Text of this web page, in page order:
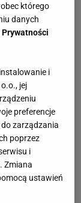
którego
danych
i
jej
preferencje
zarządzania
poprzez
i
Zmiana
ustawień